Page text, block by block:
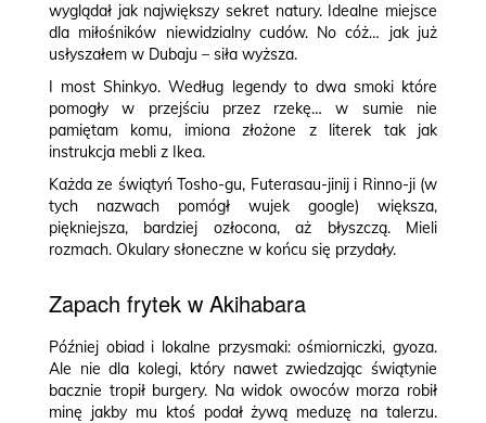
wyglądał jak największy sekret natury. Idealne miejsce
dla miłośników niewidzialny cudów. No cóż… jak już
usłyszałem w Dubaju – siła wyższa.
I most Shinkyo. Według legendy to dwa smoki które
pomogły w przejściu przez rzekę… w sumie nie
pamiętam komu, imiona złożone z literek tak jak
instrukcja mebli z Ikea.
Każda ze świątyń Tosho-gu, Futerasau-jinij i Rinno-ji (w
tych nazwach pomógł wujek google) większa,
piękniejsza, bardziej ozłocona, aż błyszczą. Mieli
rozmach. Okulary słoneczne w końcu się przydały.
Zapach frytek w Akihabara
Później obiad i lokalne przysmaki: ośmiorniczki, gyoza.
Ale nie dla kolegi, który nawet zwiedzając świątynie
bacznie tropił burgery. Na widok owoców morza robił
minę jakby mu ktoś podał żywą meduzę na talerzu.